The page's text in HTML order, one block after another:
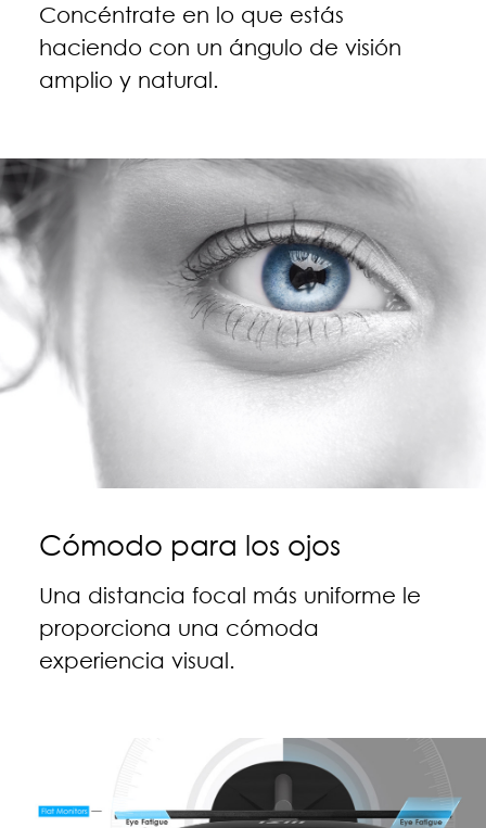
Concéntrate en lo que estás
haciendo con un ángulo de visión
amplio y natural.
Cómodo para los ojos
Una distancia focal más uniforme le
proporciona una cómoda
experiencia visual.